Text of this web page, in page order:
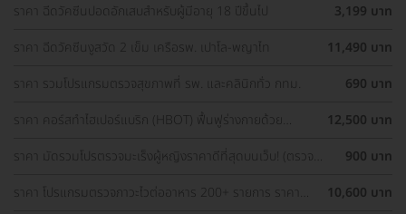
ราคา ฉีดวัคซีนปอดอักเสบสำหรับผู้มีอายุ 18 ปีขึ้นไป
3,199 บาท
ราคา ฉีดวัคซีนงูสวัด 2 เข็ม เครือรพ. เปาโล-พญาไท
11,490 บาท
ราคา รวมโปรแกรมตรวจสุขภาพที่ รพ. และคลินิกทั่ว กทม.
690 บาท
ราคา คอร์สทำไฮเปอร์แบริก (HBOT) ฟื้นฟูร่างกายด้วย
12,500 บาท
ราคา มัดรวมโปรตรวจมะเร็งผู้หญิงราคาดีที่สุดบนเว็บ! (ตรวจ
900 บาท
ราคา โปรแกรมตรวจภาวะไวต่ออาหาร 200+ รายการ ราคา
10,600 บาท